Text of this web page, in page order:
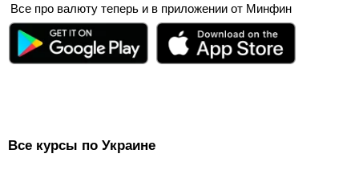
Все про валюту теперь и в приложении от Минфин
Все курсы по Украине